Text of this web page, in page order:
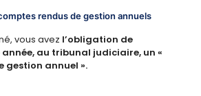
rendus de gestion annuels
vous avez l’obligation de
au tribunal judiciaire, un «
gestion annuel ».